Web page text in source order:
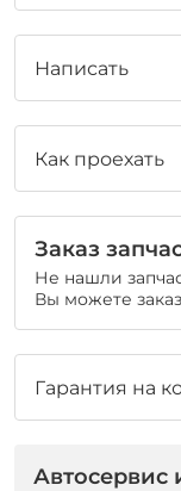
Написать
Как проехать
Заказ
Не нашли
Вы можете
Гарантия на
Автосервис